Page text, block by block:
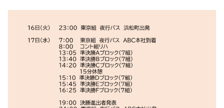
ポツンと一軒家
ザキ山小屋本館
ぺこぱのまるスポ
アナ回覧板